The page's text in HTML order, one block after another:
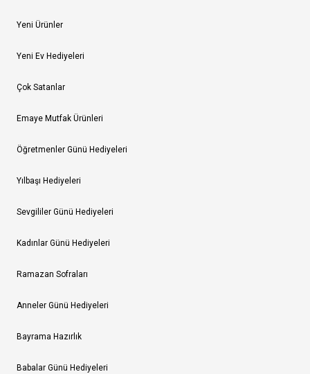
Yeni Ürünler
Yeni Ev Hediyeleri
Çok Satanlar
Emaye Mutfak Ürünleri
Öğretmenler Günü Hediyeleri
Yılbaşı Hediyeleri
Sevgililer Günü Hediyeleri
Kadınlar Günü Hediyeleri
Ramazan Sofraları
Anneler Günü Hediyeleri
Bayrama Hazırlık
Babalar Günü Hediyeleri